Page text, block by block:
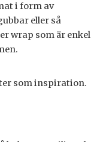
i form av
eller så
wrap som är enkel
som inspiration.